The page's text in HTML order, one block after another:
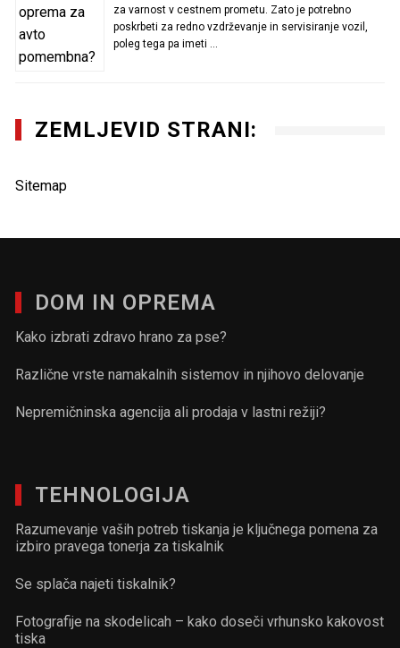
za varnost v cestnem prometu. Zato je potrebno
poskrbeti za redno vzdrževanje in servisiranje vozil,
poleg tega pa imeti …
ZEMLJEVID STRANI:
Sitemap
DOM IN OPREMA
Kako izbrati zdravo hrano za pse?
Različne vrste namakalnih sistemov in njihovo delovanje
Nepremičninska agencija ali prodaja v lastni režiji?
TEHNOLOGIJA
Razumevanje vaših potreb tiskanja je ključnega pomena za
izbiro pravega tonerja za tiskalnik
Se splača najeti tiskalnik?
Fotografije na skodelicah – kako doseči vrhunsko kakovost
tiska